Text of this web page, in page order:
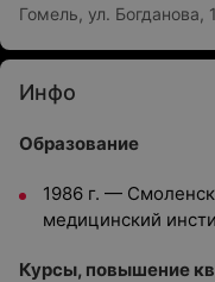
Гомель, ул. Богданова,
Инфо
Образование
1986 г. —
медицинский
Курсы, повышение